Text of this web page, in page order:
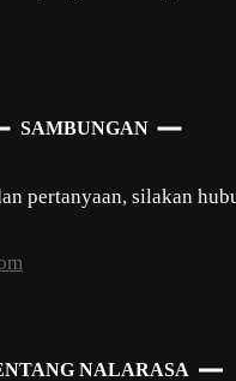
SAMBUNGAN
pertanyaan, silakan
NALARASA